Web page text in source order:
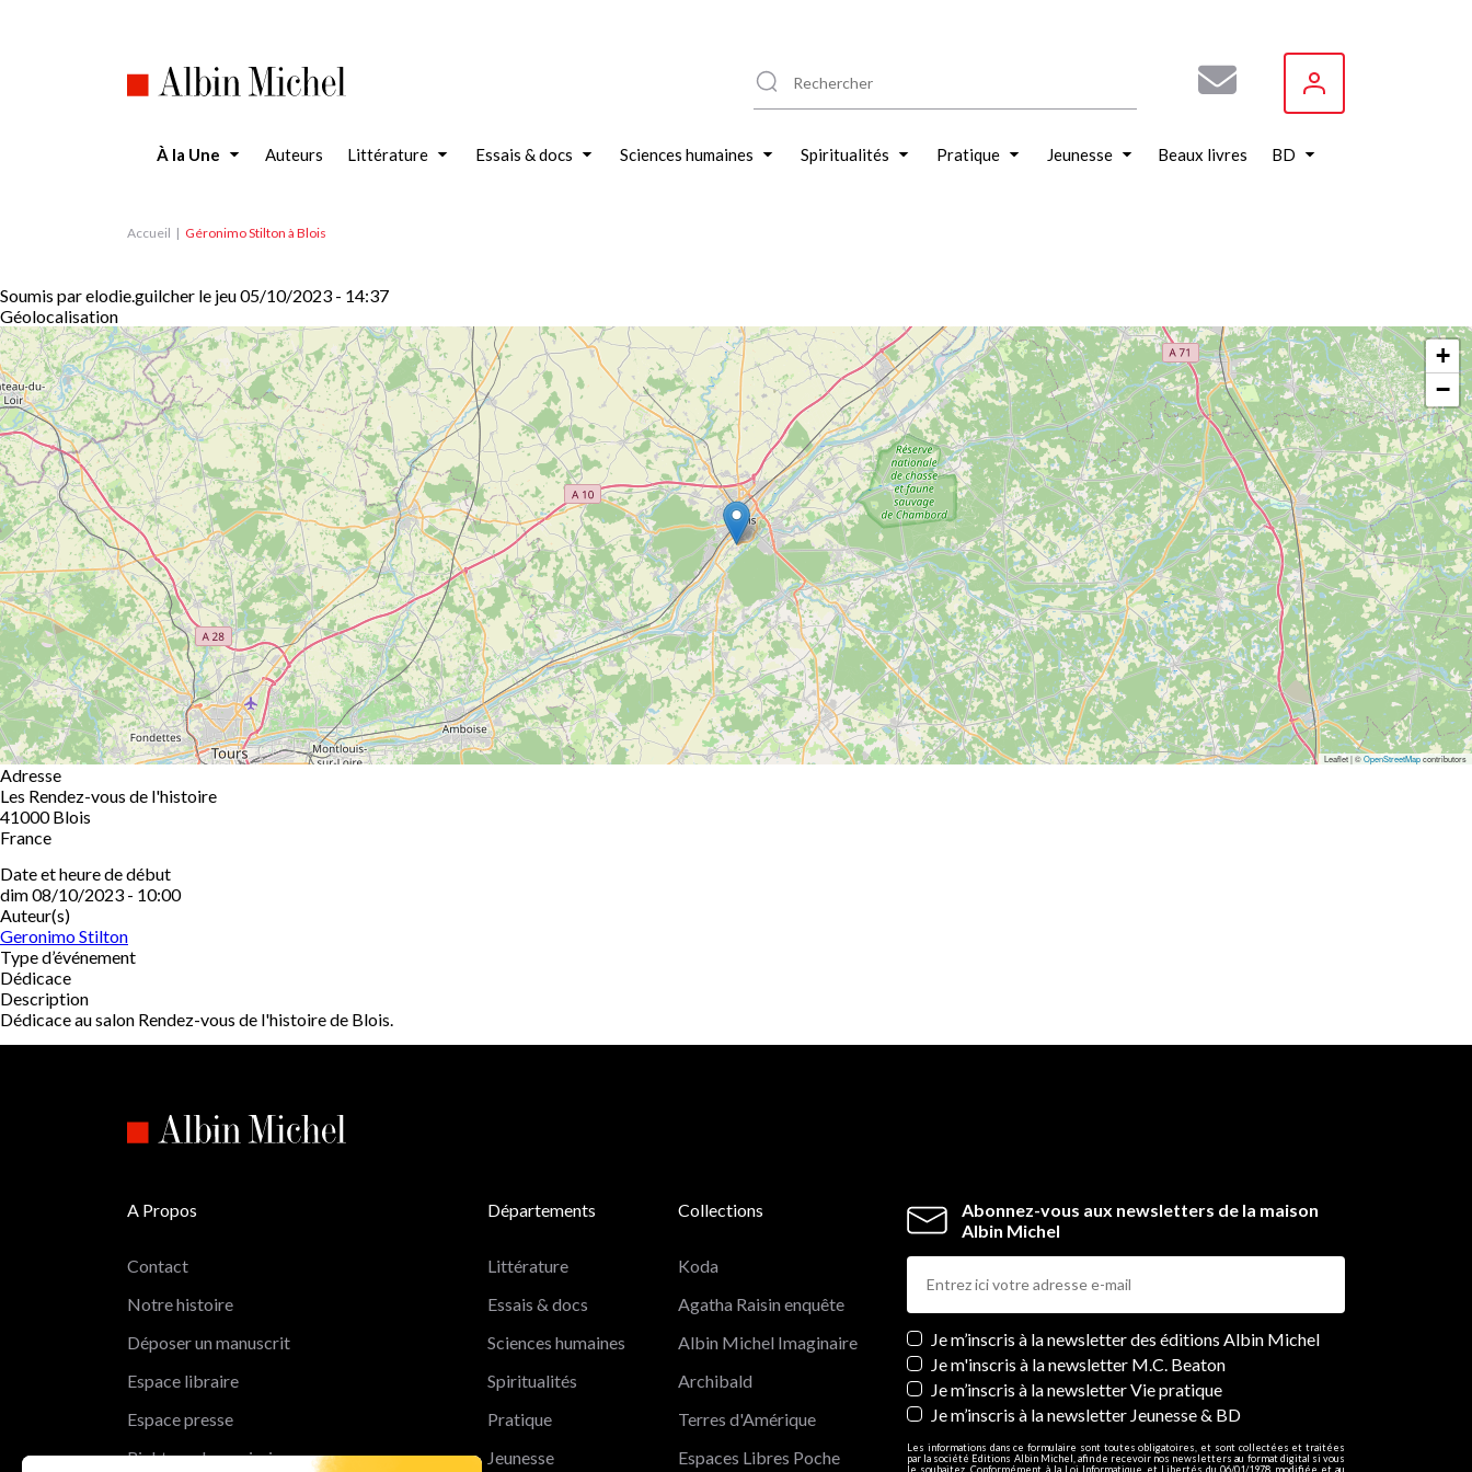
À la Une Auteurs Littérature Essais & docs Sciences humaines Spiritualités Pratique Jeunesse Beaux livres BD
Accueil Géronimo Stilton à Blois
Soumis parelodie.guilcher le jeu 05/10/2023 - 14:37
Géolocalisation
+
−
Leaflet | ©OpenStreetMapcontributors
Adresse
Les Rendez-vous de l'histoire
41000 Blois
France
Date et heure de début
dim 08/10/2023 - 10:00
Auteur(s)
Geronimo Stilton
Type d’événement
Dédicace
Description
Dédicace au salon Rendez-vous de l'histoire de Blois.
Abonnez-vous aux newsletters de la maison
Albin Michel
Newsletters
Je m’inscris à la newsletter des éditions Albin Michel
Je m'inscris à la newsletter M.C. Beaton
Je m’inscris à la newsletter Vie pratique
Je m’inscris à la newsletter Jeunesse & BD
Les informations dans ce formulaire sont toutes obligatoires, et sont collectées et traitées
par la société Editions Albin Michel, afin de recevoir nos newsletters au format digital si vous
le souhaitez. Conformément à la Loi Informatique et Libertés du 06/01/1978 modifiée et au
A Propos
Contact
Notre histoire
Déposer un manuscrit
Espace libraire
Espace presse
Rights and permissions
Départements
Littérature
Essais & docs
Sciences humaines
Spiritualités
Pratique
Jeunesse
Collections
Koda
Agatha Raisin enquête
Albin Michel Imaginaire
Archibald
Terres d'Amérique
Espaces Libres Poche